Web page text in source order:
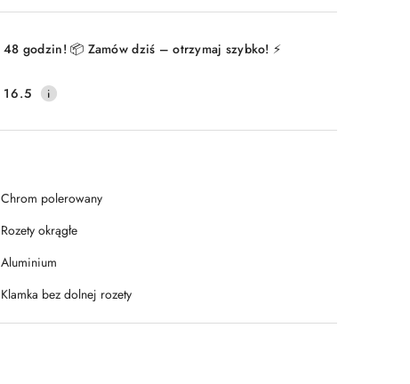
Wyślij
48 godzin! 📦 Zamów dziś – otrzymaj szybko! ⚡
16.5
Chrom polerowany
Rozety okrągłe
Aluminium
Klamka bez dolnej rozety